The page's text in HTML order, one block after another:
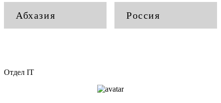
Абхазия Россия
Отдел IT